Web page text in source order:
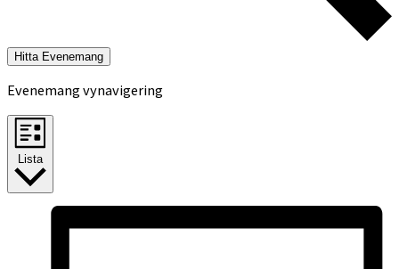
Hitta Evenemang
Evenemang vynavigering
Lista